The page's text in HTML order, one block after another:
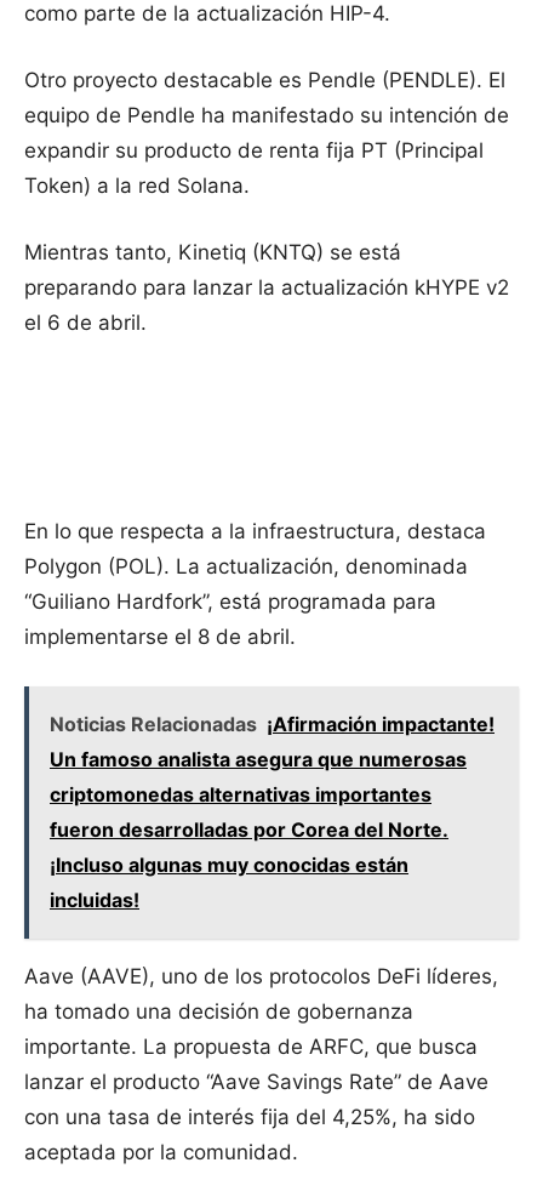
como parte de la actualización HIP-4.
Otro proyecto destacable es Pendle (PENDLE). El
equipo de Pendle ha manifestado su intención de
expandir su producto de renta fija PT (Principal
Token) a la red Solana.
Mientras tanto, Kinetiq (KNTQ) se está
preparando para lanzar la actualización kHYPE v2
el 6 de abril.
En lo que respecta a la infraestructura, destaca
Polygon (POL). La actualización, denominada
“Guiliano Hardfork”, está programada para
implementarse el 8 de abril.
Noticias Relacionadas ¡Afirmación impactante!
Un famoso analista asegura que numerosas
criptomonedas alternativas importantes
fueron desarrolladas por Corea del Norte.
¡Incluso algunas muy conocidas están
incluidas!
Aave (AAVE), uno de los protocolos DeFi líderes,
ha tomado una decisión de gobernanza
importante. La propuesta de ARFC, que busca
lanzar el producto “Aave Savings Rate” de Aave
con una tasa de interés fija del 4,25%, ha sido
aceptada por la comunidad.